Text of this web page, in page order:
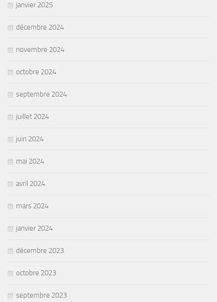
janvier 2025
décembre 2024
novembre 2024
octobre 2024
septembre 2024
juillet 2024
juin 2024
mai 2024
avril 2024
mars 2024
janvier 2024
décembre 2023
octobre 2023
septembre 2023